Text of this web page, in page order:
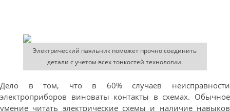
Электрический паяльник поможет прочно соединить
детали с учетом всех тонкостей технологии.
Дело в том, что в 60% случаев неисправности
электроприборов виноваты контакты в схемах. Обычное
умение читать электрические схемы и наличие навыков